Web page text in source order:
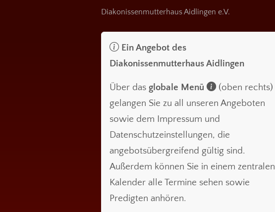
Diakonissenmutterhaus Aidlingen e.V.
Ein Angebot des
Diakonissenmutterhaus Aidlingen
Über das globale Menü
(oben rechts)
gelangen Sie zu all unseren Angeboten
sowie dem Impressum und
Datenschutzeinstellungen, die
angebotsübergreifend gültig sind.
Außerdem können Sie in einem zentralen
Kalender alle Termine sehen sowie
Predigten anhören.